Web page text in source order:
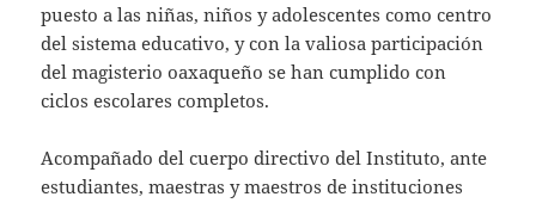
puesto a las niñas, niños y adolescentes como centro
del sistema educativo, y con la valiosa participación
del magisterio oaxaqueño se han cumplido con
ciclos escolares completos.
Acompañado del cuerpo directivo del Instituto, ante
estudiantes, maestras y maestros de instituciones